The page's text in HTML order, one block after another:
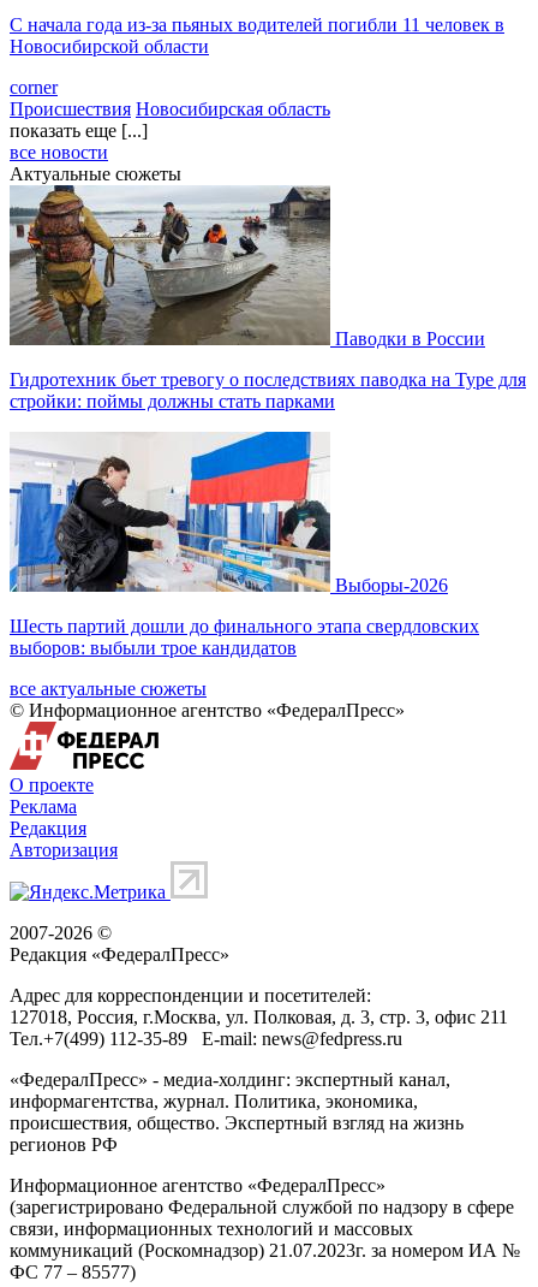
С начала года из‑за пьяных водителей погибли 11 человек в
Новосибирской области
corner
Происшествия Новосибирская область
показать еще [...]
все новости
Актуальные сюжеты
Паводки в России
Гидротехник бьет тревогу о последствиях паводка на Туре для
стройки: поймы должны стать парками
Выборы-2026
Шесть партий дошли до финального этапа свердловских
выборов: выбыли трое кандидатов
все актуальные сюжеты
© Информационное агентство «ФедералПресс»
О проекте
Реклама
Редакция
Авторизация
2007-2026 ©
Редакция «ФедералПресс»
Адрес для корреспонденции и посетителей:
127018, Россия, г.Москва, ул. Полковая, д. 3, стр. 3, офис 211
Тел.+7(499) 112-35-89 E-mail: news@fedpress.ru
«ФедералПресс» - медиа-холдинг: экспертный канал,
информагентства, журнал. Политика, экономика,
происшествия, общество. Экспертный взгляд на жизнь
регионов РФ
Информационное агентство «ФедералПресс»
(зарегистрировано Федеральной службой по надзору в сфере
связи, информационных технологий и массовых
коммуникаций (Роскомнадзор) 21.07.2023г. за номером ИА №
ФС 77 – 85577)